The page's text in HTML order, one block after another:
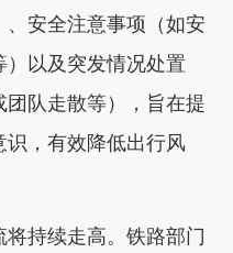
安全注意事项（如安
以及突发情况处置
团队走散等），旨在提
识，有效降低出行风
持续走高。铁路部门